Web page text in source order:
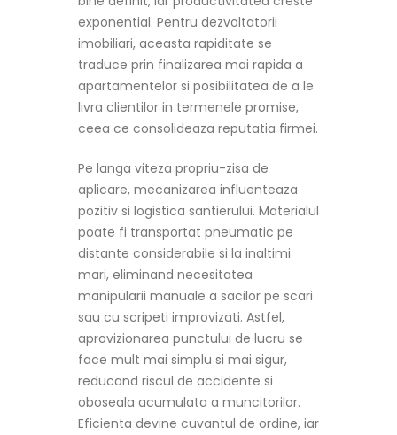
exponential. Pentru dezvoltatorii
imobiliari, aceasta rapiditate se
traduce prin finalizarea mai rapida a
apartamentelor si posibilitatea de a le
livra clientilor in termenele promise,
ceea ce consolideaza reputatia firmei.
Pe langa viteza propriu-zisa de
aplicare, mecanizarea influenteaza
pozitiv si logistica santierului. Materialul
poate fi transportat pneumatic pe
distante considerabile si la inaltimi
mari, eliminand necesitatea
manipularii manuale a sacilor pe scari
sau cu scripeti improvizati. Astfel,
aprovizionarea punctului de lucru se
face mult mai simplu si mai sigur,
reducand riscul de accidente si
oboseala acumulata a muncitorilor.
Eficienta devine cuvantul de ordine, iar